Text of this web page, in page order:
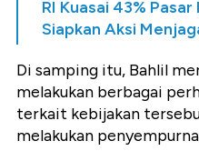
RI Kuasai 43%
Siapkan Aksi
Di samping itu, Bahlil
melakukan berbagai
terkait kebijakan
melakukan